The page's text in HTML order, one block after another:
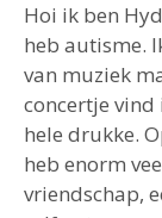
Hoi ik ben
heb autisme.
van muziek
concertje vind
hele drukke.
heb enorm
vriendschap,